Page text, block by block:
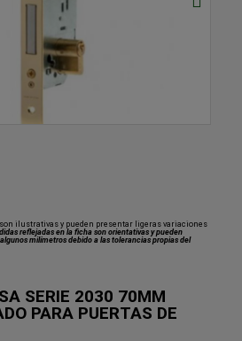
ilustrativas y pueden presentar ligeras variaciones
reflejadas en la ficha son orientativas y pueden
milímetros debido a las tolerancias propias del
SERIE 2030 70MM
PARA PUERTAS DE